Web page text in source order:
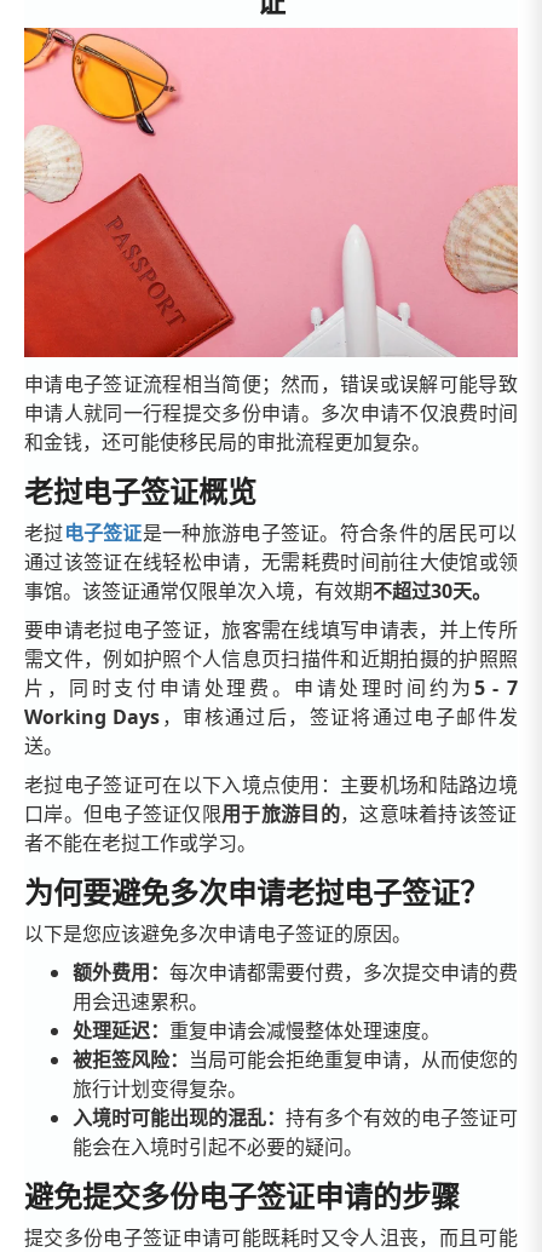
申请电子签证流程相当简便；然而，错误或误解可能导致
申请人就同一行程提交多份申请。多次申请不仅浪费时间
和金钱，还可能使移民局的审批流程更加复杂。
老挝电子签证概览
老挝电子签证是一种旅游电子签证。符合条件的居民可以
通过该签证在线轻松申请，无需耗费时间前往大使馆或领
事馆。该签证通常仅限单次入境，有效期不超过30天。
要申请老挝电子签证，旅客需在线填写申请表，并上传所
需文件，例如护照个人信息页扫描件和近期拍摄的护照照
片，同时支付申请处理费。申请处理时间约为5 - 7
Working Days，审核通过后，签证将通过电子邮件发
送。
老挝电子签证可在以下入境点使用：主要机场和陆路边境
口岸。但电子签证仅限用于旅游目的，这意味着持该签证
者不能在老挝工作或学习。
为何要避免多次申请老挝电子签证？
以下是您应该避免多次申请电子签证的原因。
额外费用： 每次申请都需要付费，多次提交申请的费
用会迅速累积。
处理延迟： 重复申请会减慢整体处理速度。
被拒签风险： 当局可能会拒绝重复申请，从而使您的
旅行计划变得复杂。
入境时可能出现的混乱： 持有多个有效的电子签证可
能会在入境时引起不必要的疑问。
避免提交多份电子签证申请的步骤
提交多份电子签证申请可能既耗时又令人沮丧，而且可能